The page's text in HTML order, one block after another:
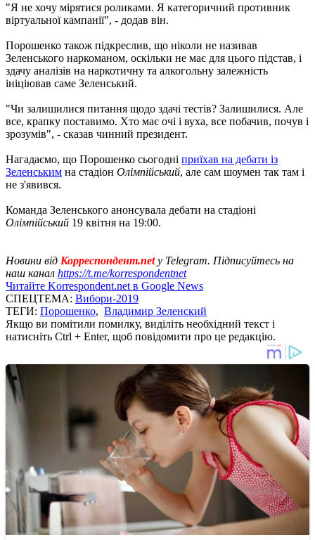
"Я не хочу мірятися роликами. Я категоричний противник
віртуальної кампанії", - додав він.
Порошенко також підкреслив, що ніколи не називав
Зеленського наркоманом, оскільки не має для цього підстав, і
здачу аналізів на наркотичну та алкогольну залежність
ініціював саме Зеленський.
"Чи залишилися питання щодо здачі тестів? Залишилися. Але
все, крапку поставимо. Хто має очі і вуха, все побачив, почув і
зрозумів", - сказав чинний президент.
Нагадаємо, що Порошенко сьогодні приїхав на дебати із
Зеленським на стадіон Олімпійський, але сам шоумен так там і
не з'явився.
Команда Зеленського анонсувала дебати на стадіоні
Олімпійський 19 квітня на 19:00.
Новини від Корреспондент.netу Telegram. Підписуйтесь на
наш канал https://t.me/korrespondentnet
Читайте Korrespondent.net в Google News
СПЕЦТЕМА: Вибори-2019
ТЕГИ: Порошенко, Владимир Зеленский
Якщо ви помітили помилку, виділіть необхідний текст і
натисніть Ctrl + Enter, щоб повідомити про це редакцію.